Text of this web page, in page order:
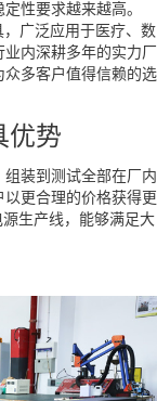
性要求越来越高。
广泛应用于医疗、数
内深耕多年的实力厂
多客户值得信赖的选
优势
装到测试全部在厂内
更合理的价格获得更
生产线，能够满足大